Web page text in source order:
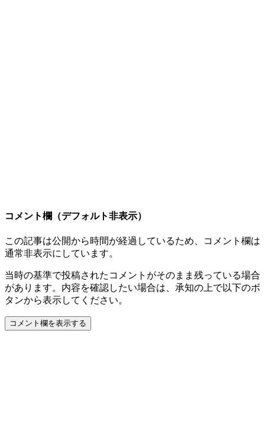
コメント欄（デフォルト非表示）
この記事は公開から時間が経過しているため、コメント欄は
通常非表示にしています。
当時の基準で投稿されたコメントがそのまま残っている場合
があります。内容を確認したい場合は、承知の上で以下のボ
タンから表示してください。
コメント欄を表示する